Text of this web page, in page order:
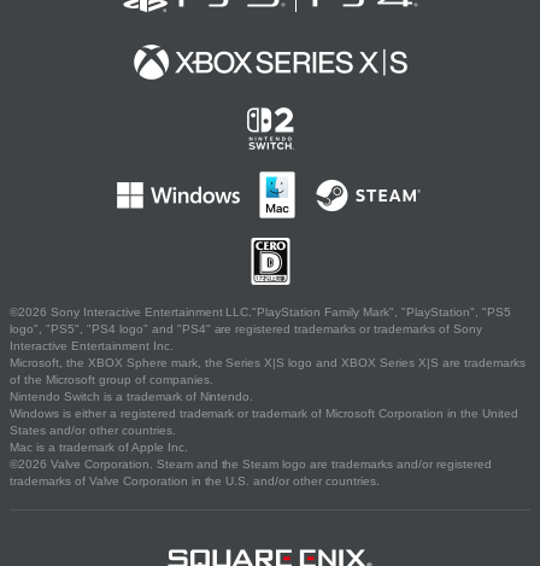
©2026 Sony Interactive Entertainment LLC."PlayStation Family Mark", "PlayStation", "PS5
logo", "PS5", "PS4 logo" and "PS4" are registered trademarks or trademarks of Sony
Interactive Entertainment Inc.
Microsoft, the XBOX Sphere mark, the Series X|S logo and XBOX Series X|S are trademarks
of the Microsoft group of companies.
Nintendo Switch is a trademark of Nintendo.
Windows is either a registered trademark or trademark of Microsoft Corporation in the United
States and/or other countries.
Mac is a trademark of Apple Inc.
©2026 Valve Corporation. Steam and the Steam logo are trademarks and/or registered
trademarks of Valve Corporation in the U.S. and/or other countries.